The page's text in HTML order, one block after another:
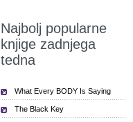
Najbolj popularne
knjige zadnjega
tedna
What Every BODY Is Saying
The Black Key